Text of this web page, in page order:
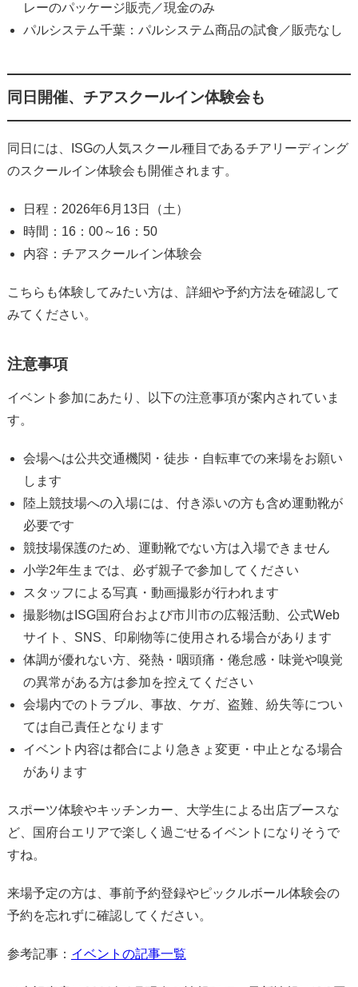
レーのパッケージ販売／現金のみ
パルシステム千葉：パルシステム商品の試食／販売なし
同日開催、チアスクールイン体験会も
同日には、ISGの人気スクール種目であるチアリーディング
のスクールイン体験会も開催されます。
日程：2026年6月13日（土）
時間：16：00～16：50
内容：チアスクールイン体験会
こちらも体験してみたい方は、詳細や予約方法を確認して
みてください。
注意事項
イベント参加にあたり、以下の注意事項が案内されていま
す。
会場へは公共交通機関・徒歩・自転車での来場をお願い
します
陸上競技場への入場には、付き添いの方も含め運動靴が
必要です
競技場保護のため、運動靴でない方は入場できません
小学2年生までは、必ず親子で参加してください
スタッフによる写真・動画撮影が行われます
撮影物はISG国府台および市川市の広報活動、公式Web
サイト、SNS、印刷物等に使用される場合があります
体調が優れない方、発熱・咽頭痛・倦怠感・味覚や嗅覚
の異常がある方は参加を控えてください
会場内でのトラブル、事故、ケガ、盗難、紛失等につい
ては自己責任となります
イベント内容は都合により急きょ変更・中止となる場合
があります
スポーツ体験やキッチンカー、大学生による出店ブースな
ど、国府台エリアで楽しく過ごせるイベントになりそうで
すね。
来場予定の方は、事前予約登録やピックルボール体験会の
予約を忘れずに確認してください。
参考記事： イベントの記事一覧